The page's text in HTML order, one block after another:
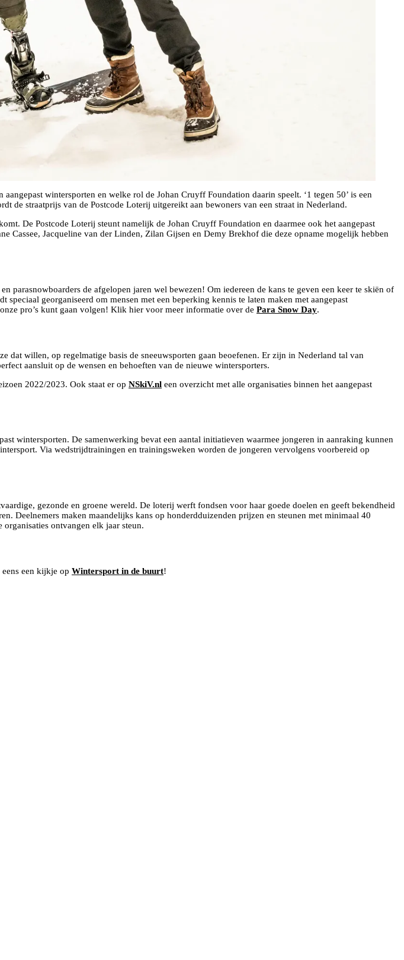
wintersporten en welke rol de Johan Cruyff Foundation daarin speelt. ‘1 tegen 50’ is een
de straatprijs van de Postcode Loterij uitgereikt aan bewoners van een straat in Nederland.
De Postcode Loterij steunt namelijk de Johan Cruyff Foundation en daarmee ook het aangepast
Cassee, Jacqueline van der Linden, Zilan Gijsen en Demy Brekhof die deze opname mogelijk hebben
parasnowboarders de afgelopen jaren wel bewezen! Om iedereen de kans te geven een keer te skiën of
georganiseerd om mensen met een beperking kennis te laten maken met aangepast
pro’s kunt gaan volgen! Klik hier voor meer informatie over de Para Snow Day.
dat willen, op regelmatige basis de sneeuwsporten gaan beoefenen. Er zijn in Nederland tal van
aansluit op de wensen en behoeften van de nieuwe wintersporters.
2022/2023. Ook staat er op NSkiV.nl een overzicht met alle organisaties binnen het aangepast
wintersporten. De samenwerking bevat een aantal initiatieven waarmee jongeren in aanraking kunnen
Via wedstrijdtrainingen en trainingsweken worden de jongeren vervolgens voorbereid op
gezonde en groene wereld. De loterij werft fondsen voor haar goede doelen en geeft bekendheid
Deelnemers maken maandelijks kans op honderdduizenden prijzen en steunen met minimaal 40
ontvangen elk jaar steun.
een kijkje op Wintersport in de buurt!